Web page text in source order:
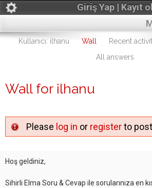
Giriş Yap | Kayıt ol
Kullanıcı: ilhanu Wall Recent
All answers
Wall for ilhanu
Please log in or registerto
Hoş geldiniz,
Sihirli Elma Soru & Cevap ile sorularınıza en